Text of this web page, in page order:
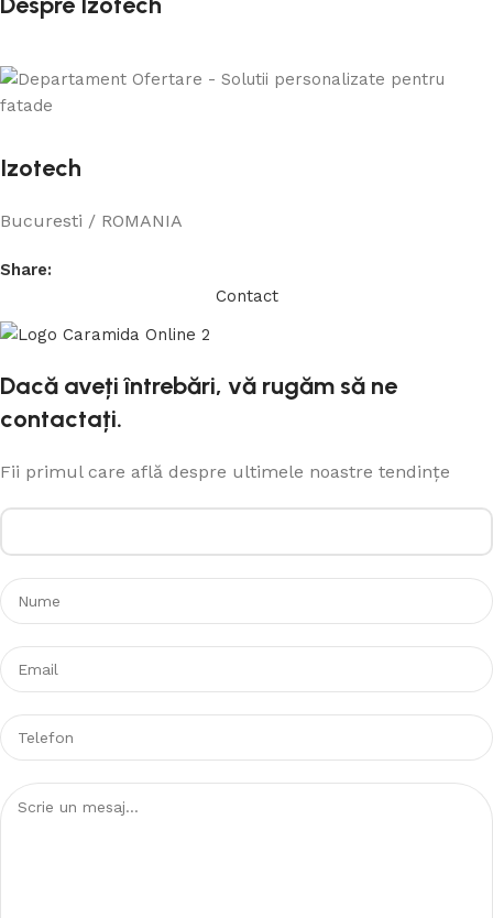
Izotech
Bucuresti / ROMANIA
Share:
Contact
Dacă aveți întrebări, vă rugăm să ne
contactați.
Fii primul care află despre ultimele noastre tendințe